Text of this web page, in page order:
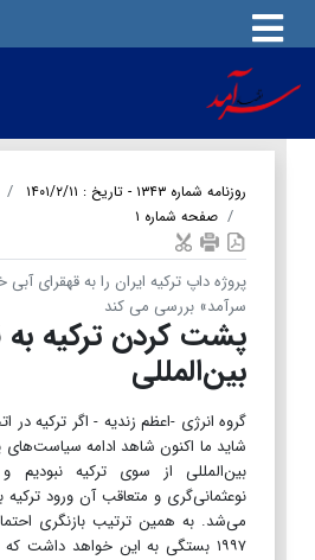
روزنامه شماره ۱۳۴۳ - تاریخ : ۱۴۰۱/۲/۱۱
صفحه شماره ۱
پروژه داپ ترکیه ایران را به قهقرای آبی
سرآمد» بررسی می کند
پشت کردن ترکیه به
بین‌المللی
گروه انرژی -اعظم زندیه - اگر ترکیه در
شاید ما اکنون شاهد ادامه سیاست‌های
بین‌المللی از سوی ترکیه
نوعثمانی‌گری و متعاقب آن ورود ترکیه
می‌شد. به همین ترتیب بازنگری
۱۹۹۷ بستگی به این خواهد داشت که